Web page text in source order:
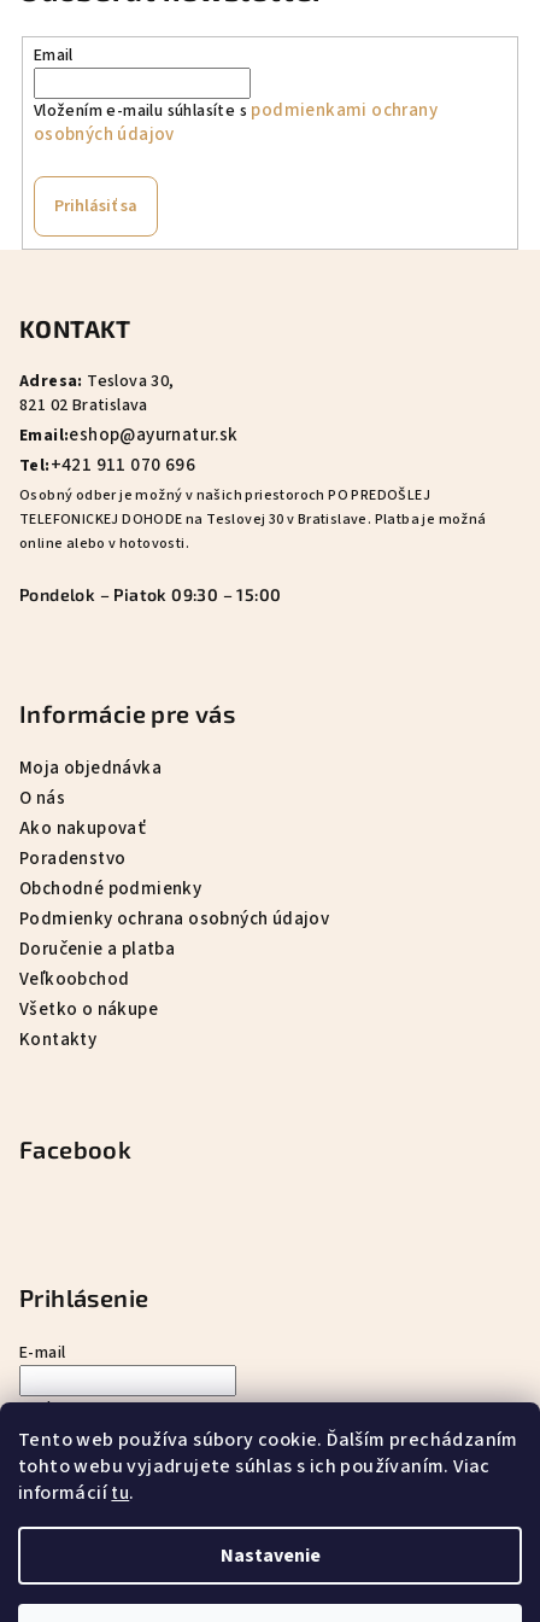
Tento web používa súbory cookie. Ďalším prechádzaním
tohto webu vyjadrujete súhlas s ich používaním. Viac
informáciítu.
Nastavenie
Email
Vložením e-mailu súhlasíte s podmienkami ochrany
osobných údajov
Prihlásiť sa
KONTAKT
Adresa: Teslova 30,
821 02 Bratislava
Email:eshop@ayurnatur.sk
Tel:+421 911 070 696
Osobný odber je možný v našich priestoroch PO PREDOŠLEJ
TELEFONICKEJ DOHODE na Teslovej 30 v Bratislave. Platba je možná
online alebo v hotovosti.
Pondelok – Piatok 09:30 – 15:00
Informácie pre vás
Moja objednávka
O nás
Ako nakupovať
Poradenstvo
Obchodné podmienky
Podmienky ochrana osobných údajov
Doručenie a platba
Veľkoobchod
Všetko o nákupe
Kontakty
Facebook
Prihlásenie
E-mail
Heslo
Prihlásiť sa
Nová registráciaZabudnuté heslo